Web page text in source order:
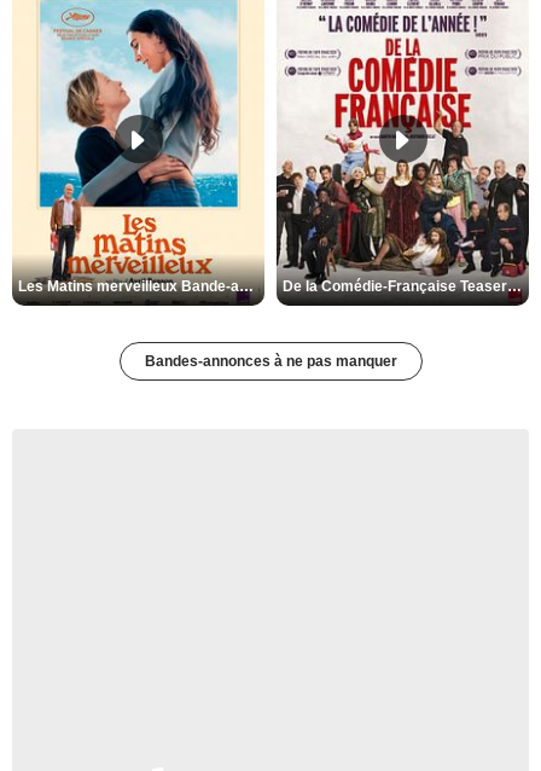
Les Matins merveilleux Bande-annonce VF De la Comédie-Française Teaser VF
Bandes-annonces à ne pas manquer